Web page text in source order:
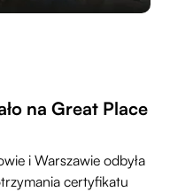
na Great Place
i Warszawie odbyła
certyfikatu